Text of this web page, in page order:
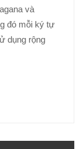
và
đó mỗi ký tự
dụng rộng